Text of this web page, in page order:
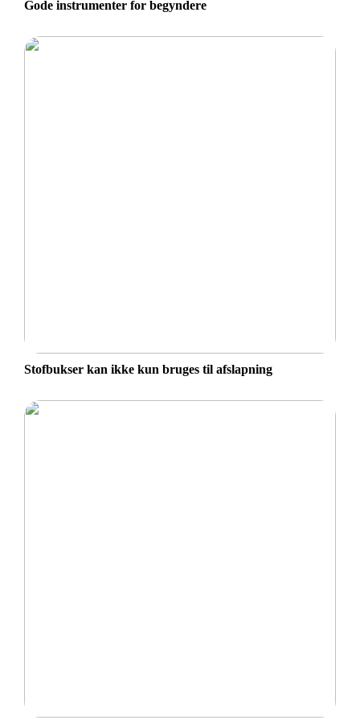
Gode instrumenter for begyndere
Stofbukser kan ikke kun bruges til afslapning